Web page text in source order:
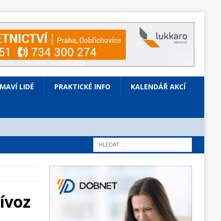
LIDÉ PRAKTICKÉ INFO KALENDÁŘ AKCÍ